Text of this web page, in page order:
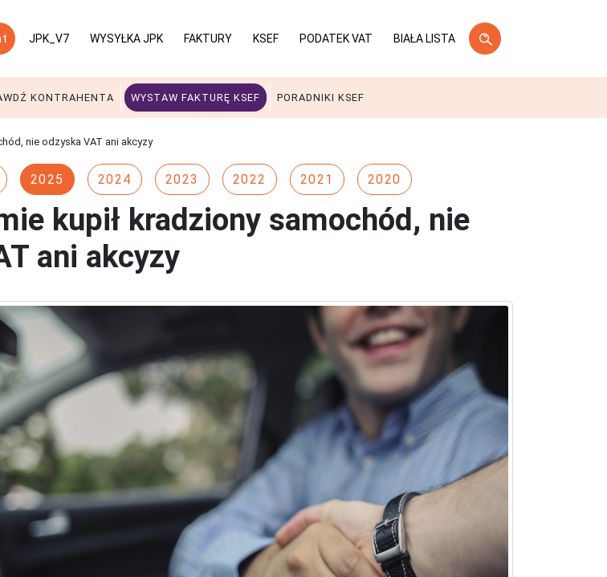
JPK_V7 WYSYŁKA JPK FAKTURY KSEF PODATEK VAT BIAŁA LISTA
KONTRAHENTA WYSTAW FAKTURĘ KSEF PORADNIKI KSEF
nie odzyska VAT ani akcyzy
2025 2024 2023 2022 2021 2020
kupił kradziony samochód, nie
ani akcyzy